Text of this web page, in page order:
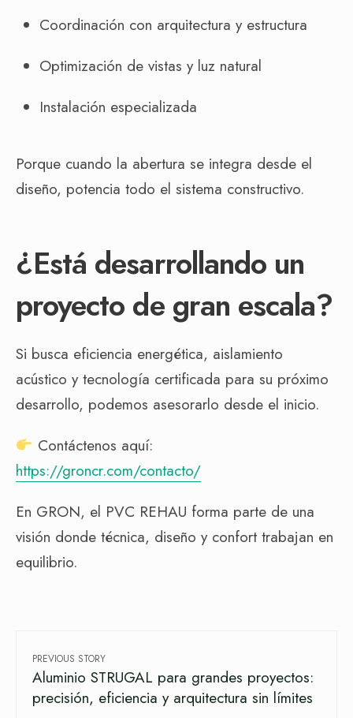
Coordinación con arquitectura y estructura
Optimización de vistas y luz natural
Instalación especializada
Porque cuando la abertura se integra desde el
diseño, potencia todo el sistema constructivo.
¿Está desarrollando un
proyecto de gran escala?
Si busca eficiencia energética, aislamiento
acústico y tecnología certificada para su próximo
desarrollo, podemos asesorarlo desde el inicio.
Contáctenos aquí:
https://groncr.com/contacto/
En GRON, el PVC REHAU forma parte de una
visión donde técnica, diseño y confort trabajan en
equilibrio.
PREVIOUS STORY
Aluminio STRUGAL para grandes proyectos:
precisión, eficiencia y arquitectura sin límites